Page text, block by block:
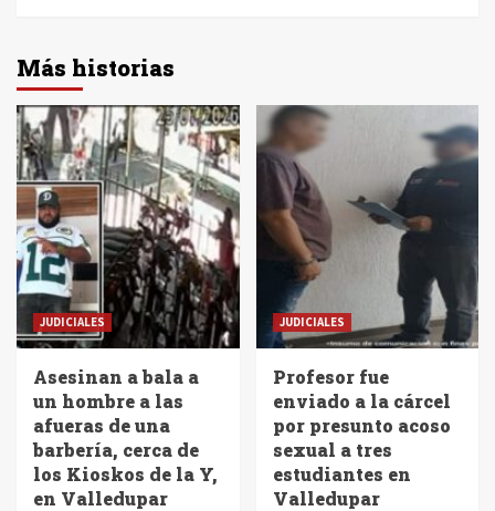
Más historias
JUDICIALES
Asesinan a bala a
un hombre a las
afueras de una
barbería, cerca de
los Kioskos de la Y,
en Valledupar
JUDICIALES
Profesor fue
enviado a la cárcel
por presunto acoso
sexual a tres
estudiantes en
Valledupar